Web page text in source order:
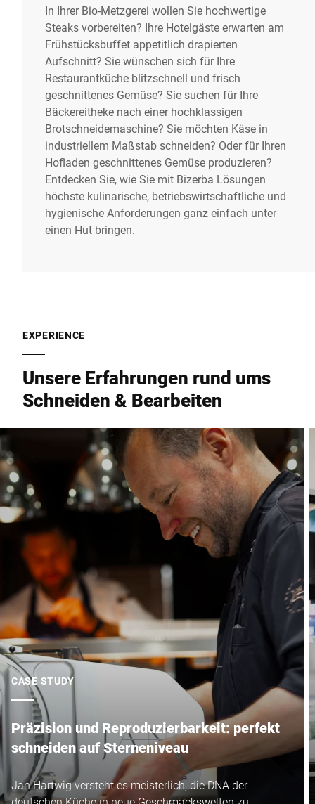
In Ihrer Bio-Metzgerei wollen Sie hochwertige
Steaks vorbereiten? Ihre Hotelgäste erwarten am
Frühstücksbuffet appetitlich drapierten
Aufschnitt? Sie wünschen sich für Ihre
Restaurantküche blitzschnell und frisch
geschnittenes Gemüse? Sie suchen für Ihre
Bäckereitheke nach einer hochklassigen
Brotschneidemaschine? Sie möchten Käse in
industriellem Maßstab schneiden? Oder für Ihren
Hofladen geschnittenes Gemüse produzieren?
Entdecken Sie, wie Sie mit Bizerba Lösungen
höchste kulinarische, betriebswirtschaftliche und
hygienische Anforderungen ganz einfach unter
einen Hut bringen.
EXPERIENCE
Unsere Erfahrungen rund ums
Schneiden & Bearbeiten
CASE STUDY
Präzision und Reproduzierbarkeit: perfekt
schneiden auf Sterneniveau
Jan Hartwig versteht es meisterlich, die DNA der